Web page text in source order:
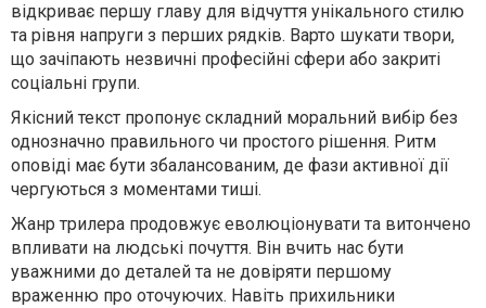
відкриває першу главу для відчуття унікального стилю
та рівня напруги з перших рядків. Варто шукати твори,
що зачіпають незвичні професійні сфери або закриті
соціальні групи.
Якісний текст пропонує складний моральний вибір без
однозначно правильного чи простого рішення. Ритм
оповіді має бути збалансованим, де фази активної дії
чергуються з моментами тиші.
Жанр трилера продовжує еволюціонувати та витончено
впливати на людські почуття. Він вчить нас бути
уважними до деталей та не довіряти першому
враженню про оточуючих. Навіть прихильники